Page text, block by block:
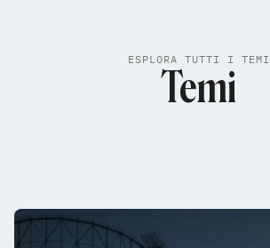
ESPLORA TUTTI I TEMI
Temi